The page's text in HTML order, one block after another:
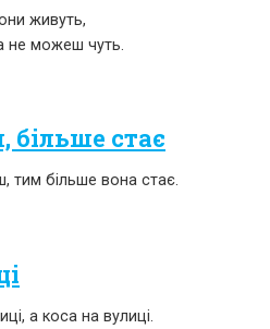
живуть,
не можеш чуть.
більше стає
тим більше вона стає.
а коса на вулиці.